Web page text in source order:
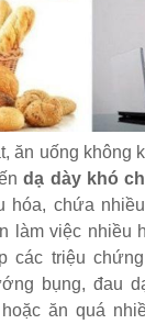
ăn uống không
dạ dày khó
hóa, chứa
làm việc nhiều
các triệu
bụng, đau
ăn quá